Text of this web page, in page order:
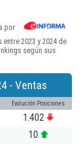
por
2023 y 2024 de
según sus
- Ventas
Evolución Posiciones
1.402
10